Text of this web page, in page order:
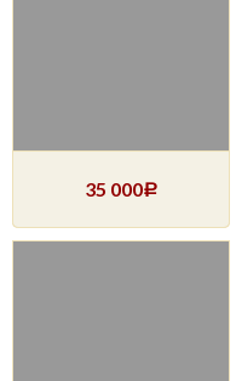
35 000Р